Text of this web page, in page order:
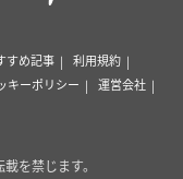
すめ記事
利用規約
キーポリシー
運営会社
を禁じます。